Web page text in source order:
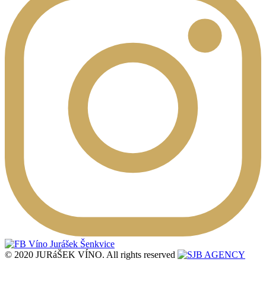
© 2020 JURáŠEK VÍNO. All rights reserved